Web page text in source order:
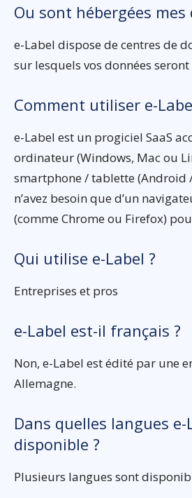
Ou sont hébergées mes
e-Label dispose de centres de
sur lesquels vos données seront
Comment utiliser e-
e-Label est un progiciel SaaS
ordinateur (Windows, Mac ou
smartphone / tablette (Android
n’avez besoin que d’un
(comme Chrome ou Firefox)
Qui utilise e-Label ?
Entreprises et pros
e-Label est-il français ?
Non, e-Label est édité par une
Allemagne.
Dans quelles langues
disponible ?
Plusieurs langues sont